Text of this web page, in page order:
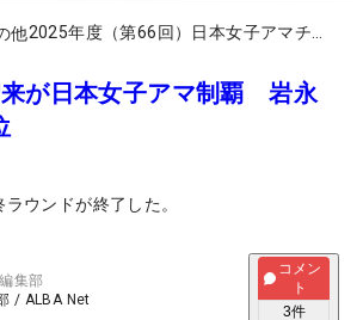
他
が日本女子アマ制覇 岩永
ウンドが終了した。
集部
/ ALBA Net
コメン
ト
3件